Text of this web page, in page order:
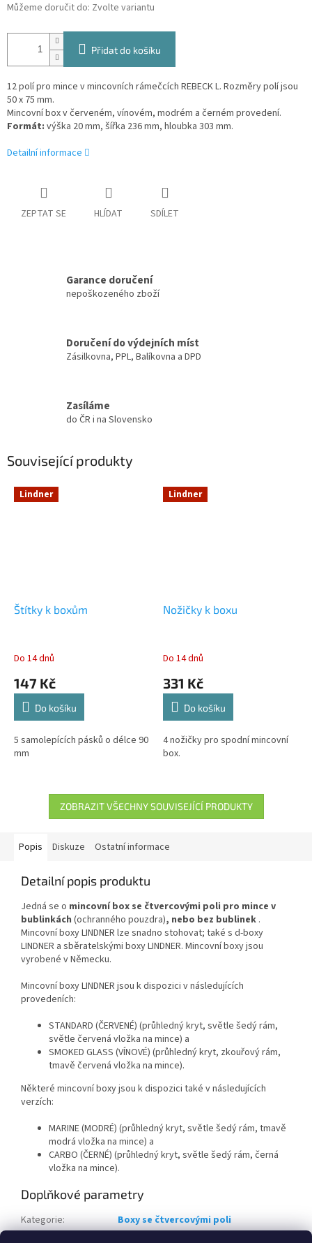
Můžeme doručit do: Zvolte variantu
Přidat do košíku
12 polí pro mince v mincovních rámečcích REBECK L. Rozměry polí jsou
50 x 75 mm.
Mincovní box v červeném, vínovém, modrém a černém provedení.
Formát: výška 20 mm, šířka 236 mm, hloubka 303 mm.
Detailní informace
ZEPTAT SE HLÍDAT SDÍLET
Garance doručení
nepoškozeného zboží
Doručení do výdejních míst
Zásilkovna, PPL, Balíkovna a DPD
Zasíláme
do ČR i na Slovensko
Související produkty
Lindner
Štítky k boxům
Do 14 dnů
147 Kč
Do košíku
5 samolepících pásků o délce 90
mm
Lindner
Nožičky k boxu
Do 14 dnů
331 Kč
Do košíku
4 nožičky pro spodní mincovní
box.
ZOBRAZIT VŠECHNY SOUVISEJÍCÍ PRODUKTY
Popis Diskuze Ostatní informace
Detailní popis produktu
Jedná se o mincovní box se čtvercovými poli pro mince v
bublinkách (ochranného pouzdra), nebo bez bublinek .
Mincovní boxy LINDNER lze snadno stohovat; také s d-boxy
LINDNER a sběratelskými boxy LINDNER. Mincovní boxy jsou
vyrobené v Německu.
Mincovní boxy LINDNER jsou k dispozici v následujících
provedeních:
STANDARD (ČERVENÉ) (průhledný kryt, světle šedý rám,
světle červená vložka na mince) a
SMOKED GLASS (VÍNOVÉ) (průhledný kryt, zkouřový rám,
tmavě červená vložka na mince).
Některé mincovní boxy jsou k dispozici také v následujících
verzích:
MARINE (MODRÉ) (průhledný kryt, světle šedý rám, tmavě
modrá vložka na mince) a
CARBO (ČERNÉ) (průhledný kryt, světle šedý rám, černá
vložka na mince).
Doplňkové parametry
Kategorie:
Boxy se čtvercovými poli